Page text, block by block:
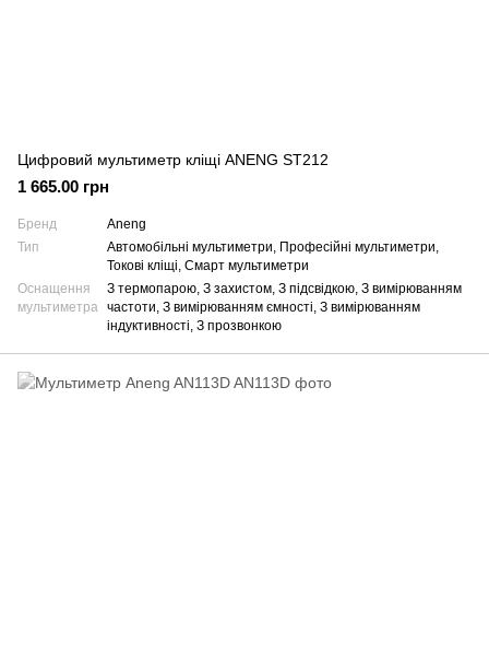
Цифровий мультиметр кліщі ANENG ST212
1 665.00 грн
Бренд
Aneng
Тип
Автомобільні мультиметри, Професійні мультиметри,
Токові кліщі, Смарт мультиметри
Оснащення
мультиметра
З термопарою, З захистом, З підсвідкою, З вимірюванням
частоти, З вимірюванням ємності, З вимірюванням
індуктивності, З прозвонкою